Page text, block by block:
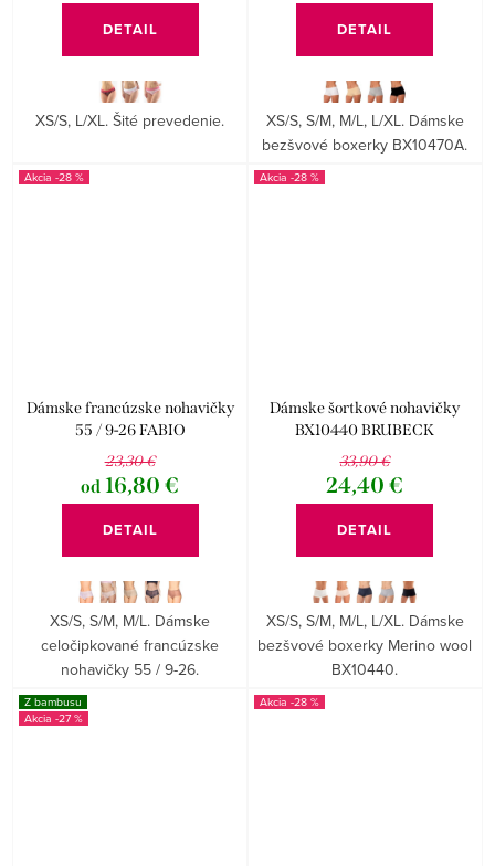
DETAIL
XS/S, L/XL. Šité prevedenie.
DETAIL
XS/S, S/M, M/L, L/XL. Dámske
bezšvové boxerky BX10470A.
-28 %
Dámske francúzske nohavičky
55 / 9-26 FABIO
23,30 €
od 16,80 €
DETAIL
XS/S, S/M, M/L. Dámske
celočipkované francúzske
nohavičky 55 / 9-26.
-28 %
Dámske šortkové nohavičky
BX10440 BRUBECK
33,90 €
24,40 €
DETAIL
XS/S, S/M, M/L, L/XL. Dámske
bezšvové boxerky Merino wool
BX10440.
Z bambusu
-27 %
-28 %